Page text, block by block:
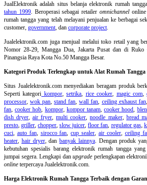
JualElektronik adalah situs belanja elektronik rumah tangga
tahun 1999. Beroperasi sebagai retaileromnichannel
rumah tangga yang telah melayani penjualan ke berbagai
customer, government, dan corporate project.
Jualelektronik.com juga menjual melalui toko retail yang
Nomor 28-29, Mangga Dua, Jakarta Pusat dan di
Pinangsia Raya Kota No.50 Mangga Besar.
Kategori Produk Terlengkap untuk Alat Rumah Tangga
Situs Jualelektronik.com menyediakan beragam produk
Seperti kategori kompor,setrika, rice cooker, magic com,
processor,wok pan,stand fan,wall fan, ceiling exhaust fan,
fan,cooker hob, kompor, kompor tanam,cooker hood,
dish dryer,air fryer,multi cooker,noodle maker, bread
presto,griller,chopper,slow juicer,floor fan, regulator gas,
cuci, auto fan, sirocco fan,cup sealer,air cooler, ceiling
heater, hair dryer, dan banyak lainnya. Dengan produk
kebutuhan spesialis barang elektronik rumah tangga
jumpai segera. Lengkapi danupgrade perlengkapan
online terpercaya Jualelektronik.com.
Harga Elektronik Rumah Tangga Terbaik dengan